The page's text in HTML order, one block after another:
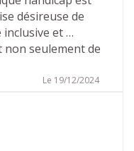
désireuse de
inclusive et
non seulement de
Cet article
réaliser le
Le 19/12/2024